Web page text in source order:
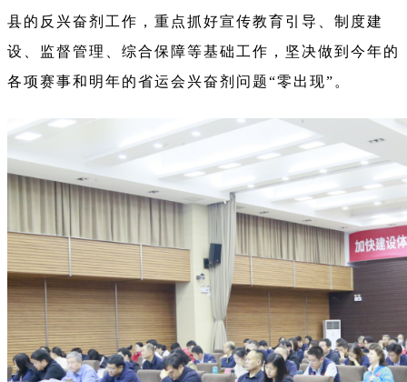
县的反兴奋剂工作，重点抓好宣传教育引导、制度建
设、监督管理、综合保障等基础工作，坚决做到今年的
各项赛事和明年的省运会兴奋剂问题“零出现”。